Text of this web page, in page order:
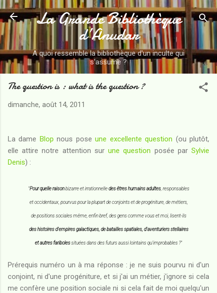
Accéder au contenu principal
La Grande Bibliothèque
d’Anudar
A quoi ressemble la bibliothèque d'un inculte qui
s'assume ?
The question is : what is the question ?
dimanche, août 14, 2011
La dame Blop nous poseune excellente question (ou plutôt,
elle attire notre attention surune question posée parSylvie
Denis) :
"Pour quelle raisonbizarre et irrationnelledes êtres humains adultes, responsables
et occidentaux, pourvus pour la plupart de conjoints et de progéniture, de métiers,
de positions sociales même, enfin bref, des gens comme vous et moi, lisent-ils
des histoires d'empires galactiques, de batailles spatiales, d'aventuriers stellaires
et autres faribolessituées dans des futurs aussi lointains qu'improbables ?"
Prérequis numéro un à ma réponse : je ne suis pourvu ni d'un
conjoint, ni d'une progéniture, et si j'ai un métier, j'ignore si cela
me confère une position sociale ni si cela fait de moi quelqu'un